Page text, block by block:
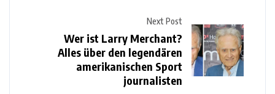
Next Post
Wer ist Larry Merchant?
Alles über den legendären
amerikanischen Sport
journalisten